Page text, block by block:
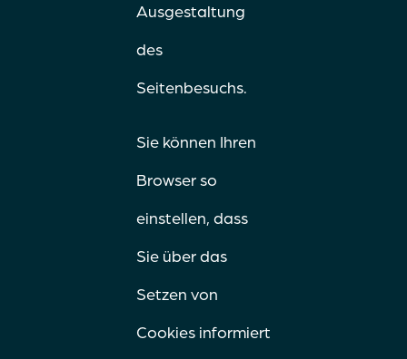
Ausgestaltung
des
Seitenbesuchs.
Sie können Ihren
Browser so
einstellen, dass
Sie über das
Setzen von
Cookies informiert